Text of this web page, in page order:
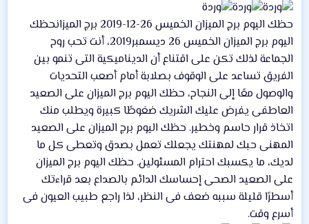
حظك اليوم برج الميزان الخميس 26-12-2019 برج الميزانحظك
اليوم برج الميزان الخميس 26 ديسمبر2019، أنت تحب روح
الجماعة لذلك تكن على اقتناع أن الديناميكية التى تنمو بين
الفريق تساعد على الوقوف بصلابة أمام أصعب التحديات
والوصول معًا إلى النجاح، حظك اليوم برج الميزان على الصعيد
العاطفى يفرض عليك الشريك ضغوطًا كبيرة ويطلب منك
اتخاذ قرار حاسم وخطير. حظك اليوم برج الميزان على الصعيد
المهنى حبك لمهنتك يجعلك تعمل بصدق وتعطى كل ما
لديك، ما يكسبك احترام المسئولين. حظك اليوم برج الميزان
على الصعيد الصحى إحساسك الدائم بالصداع بعد قراءتك
أسطرًا قليلة سببه ضعف فى النظر، لذا راجع طبيب العيون فى
أسرع وقت.